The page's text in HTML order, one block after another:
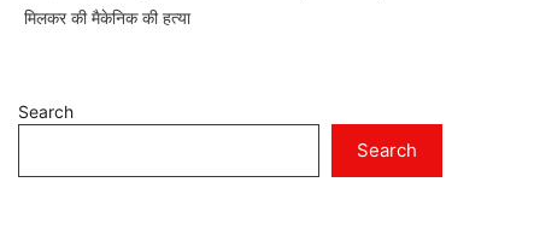
मिलकर की मैकेनिक की हत्या
Search
Search